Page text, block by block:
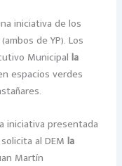
iniciativa de los
de YP). Los
Municipalla
espacios verdes
iniciativa presentada
al DEMla
Martín